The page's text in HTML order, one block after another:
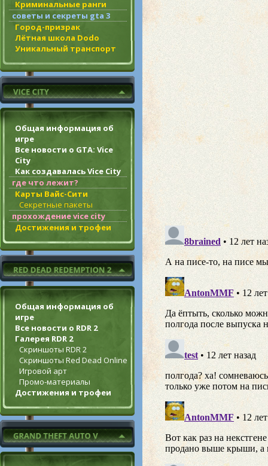
Криминальные ранги
советы и секреты gta 3
Город-призрак
Лётная школа Dodo
Уникальный транспорт
Общая информация об
игре
Все новости о GTA: Vice
City
Как создавалась Vice City
где что лежит?
Карты Вайс-Сити
Секретные пакеты
прохождение vice city
Достижения и трофеи
Общая информация об
игре
Все новости о RDR 2
Галерея RDR 2
Скриншоты RDR 2
Скриншоты Red Dead Online
Игровой арт
Промо-материалы
Достижения и трофеи